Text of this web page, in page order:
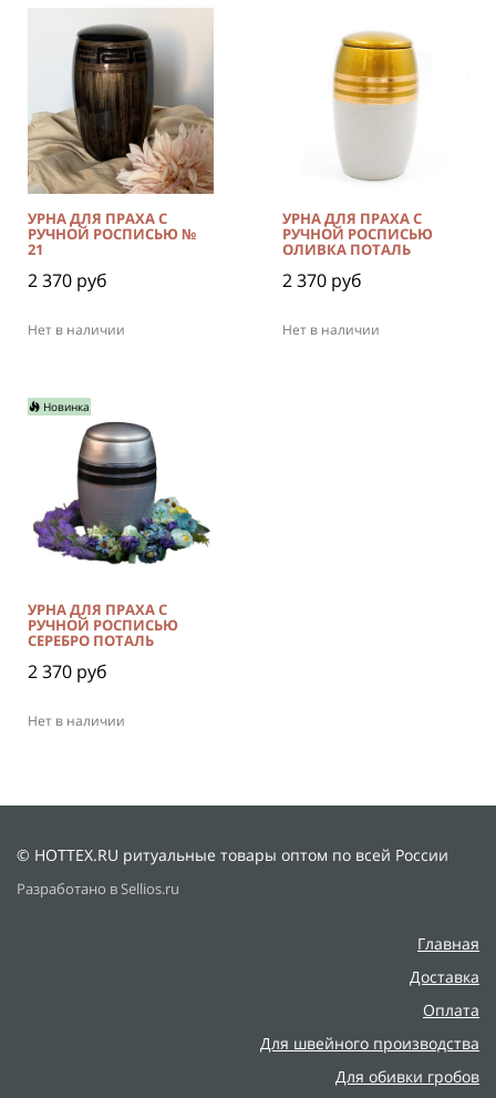
Нет в наличии
УРНА ДЛЯ ПРАХА С
РУЧНОЙ РОСПИСЬЮ №
21
2 370 руб
Нет в наличии
УРНА ДЛЯ ПРАХА С
РУЧНОЙ РОСПИСЬЮ
ОЛИВКА ПОТАЛЬ
2 370 руб
Новинка
Нет в наличии
УРНА ДЛЯ ПРАХА С
РУЧНОЙ РОСПИСЬЮ
СЕРЕБРО ПОТАЛЬ
2 370 руб
© HOTTEX.RU ритуальные товары оптом по всей России
Разработано в Sellios.ru
Главная
Доставка
Оплата
Для швейного производства
Для обивки гробов